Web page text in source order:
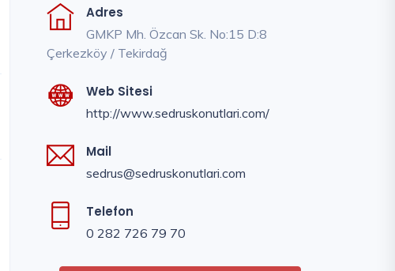
Adres
GMKP Mh. Özcan Sk. No:15 D:8
Çerkezköy / Tekirdağ
Web Sitesi
http://www.sedruskonutlari.com/
Mail
sedrus@sedruskonutlari.com
Telefon
0 282 726 79 70